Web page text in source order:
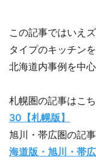
この記事ではいえ
タイプのキッチン
北海道内事例を中
札幌圏の記事はこ
30【札幌版】
旭川・帯広圏の記
海道版・旭川・帯広